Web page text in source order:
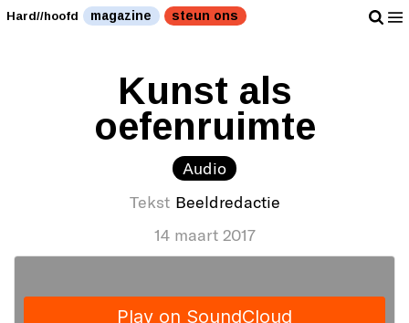
Hard//hoofd magazine steun ons
Kunst als
oefenruimte
Audio
Tekst Beeldredactie
14 maart 2017